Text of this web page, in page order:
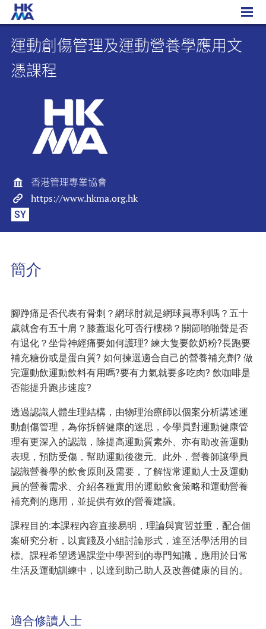
運動創傷管理及運動營養學應用文憑課程
運動創傷管理及運動營養學應用文
憑課程
香港管理專業協會
https://www.hkma.org.hk
SY
簡介
腳踭痛是否代表有骨刺？網球肘就是網球員專利嗎？五十
歲就會有五十肩？膝蓋退化可否行樓梯？關節啪啪聲是否
有退化？坐骨神經痛要如何護理? 練大隻要飲奶粉?長跑要
補充糖份或是蛋白質? 如何揀選適合自己的營養補充劑? 做
完運動飲運動飲料有用嗎?要有力氣就要多吃肉? 飲咖啡是
否能提升跑步速度?
透過認識人體生理結構，由物理治療師以個案分析講述運
動創傷管理，為你拆解健康的迷思，令學員對運動健康管
理有更深入的認識，除提高運動質素外、亦有助改善運動
表現，預防受傷，幫助運動後復元。此外，營養師讓學員
認識營養學的飲食原則及需要，了解恆常運動人士及運動
員的營養需求、介紹各種實用的運動飲食策略和運動營養
補充劑的應用，並提供有效的營養建議。
課程目的:本課程內容直接易明，理論與實習並重，配合個
案研究分析，以實踐及小組討論形式，達至活學活用的目
標。課程希望透過課堂中學習到的專門知識，應用於日常
生活及運動訓練中，以達到助己助人及改善健康的目的。
適合修讀人士